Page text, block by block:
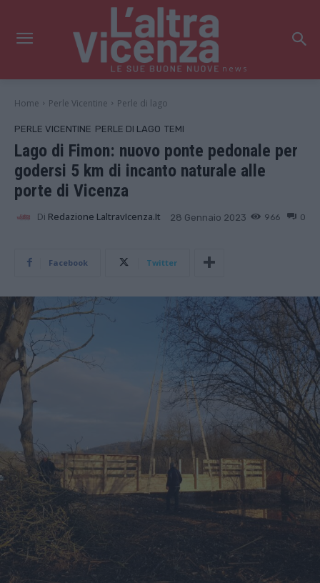
news
Home Perle Vicentine Perle di lago
PERLE VICENTINE PERLE DI LAGO TEMI
Lago di Fimon: nuovo ponte pedonale per
godersi 5 km di incanto naturale alle
porte di Vicenza
Di Redazione LaltravIcenza.it 28 Gennaio 2023 0
966
Facebook Twitter